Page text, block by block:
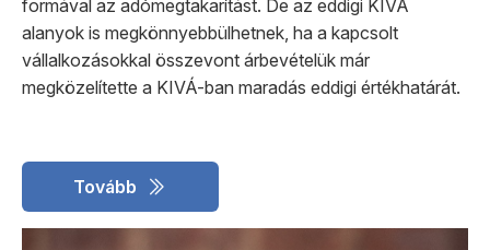
formával az adómegtakarítást. De az eddigi KIVA
alanyok is megkönnyebbülhetnek, ha a kapcsolt
vállalkozásokkal összevont árbevételük már
megközelítette a KIVÁ-ban maradás eddigi értékhatárát.
Tovább